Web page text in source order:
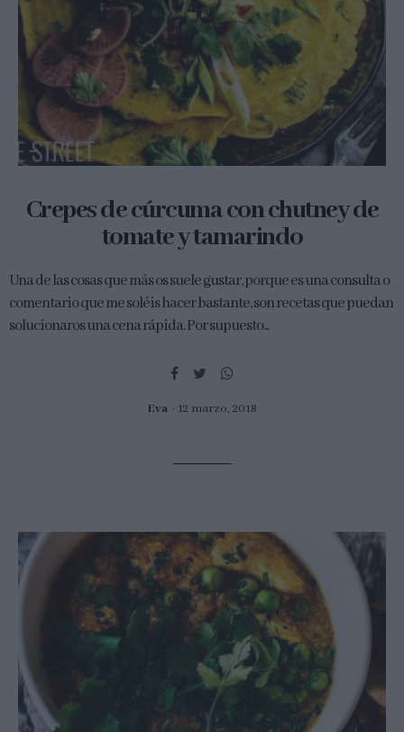
Crepes de cúrcuma con chutney de
tomate y tamarindo
Una de las cosas que más os suele gustar, porque es una consulta o
comentario que me soléis hacer bastante, son recetas que puedan
solucionaros una cena rápida. Por supuesto...
Eva 12 marzo, 2018